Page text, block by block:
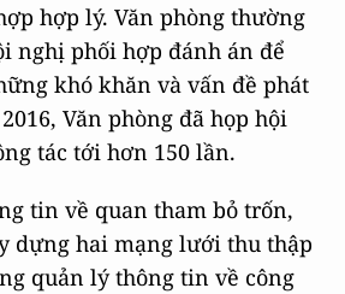
hợp lý. Văn phòng thường
nghị phối hợp đánh án để
khó khăn và vấn đề phát
Văn phòng đã họp hội
tác tới hơn 150 lần.
tin về quan tham bỏ trốn,
dựng hai mạng lưới thu thập
quản lý thông tin về công